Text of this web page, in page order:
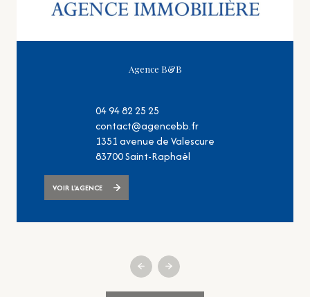
Agence B&B
04 94 82 25 25
contact@agencebb.fr
1351 avenue de Valescure
83700Saint-Raphaël
VOIR L'AGENCE